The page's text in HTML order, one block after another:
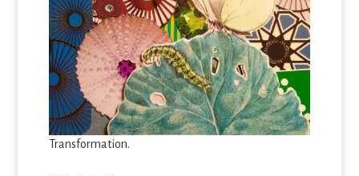
Transformation.